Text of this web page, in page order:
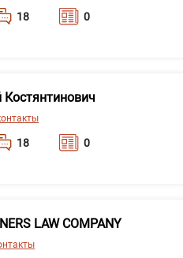
18 0
Костянтинович
18 0
LAW COMPANY